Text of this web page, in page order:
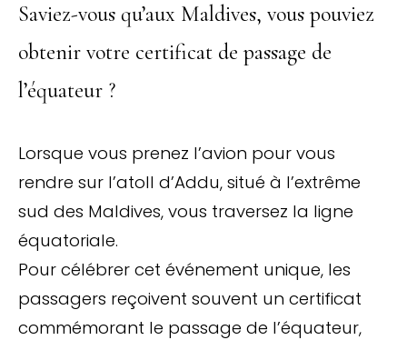
Saviez-vous qu’aux Maldives, vous pouviez
obtenir votre certificat de passage de
l’équateur ?
Lorsque vous prenez l’avion pour vous
rendre sur l’atoll d’Addu, situé à l’extrême
sud des Maldives, vous traversez la ligne
équatoriale.
Pour célébrer cet événement unique, les
passagers reçoivent souvent un certificat
commémorant le passage de l’équateur,